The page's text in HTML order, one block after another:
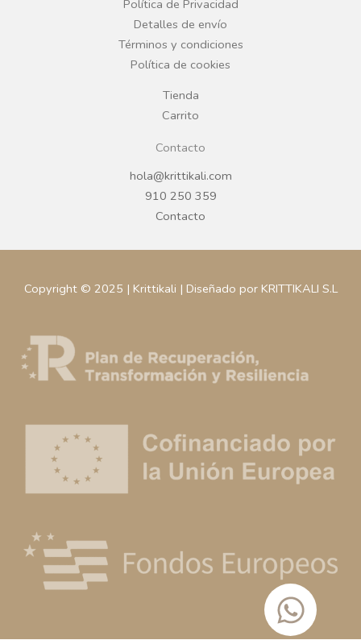
k a
Política de Privacidad
Detalles de envío
Términos y condiciones
Política de cookies
Tienda
Carrito
Contacto
hola@krittikali.com
910 250 359
Contacto
Copyright © 2025 | Krittikali | Diseñado por KRITTIKALI S.L